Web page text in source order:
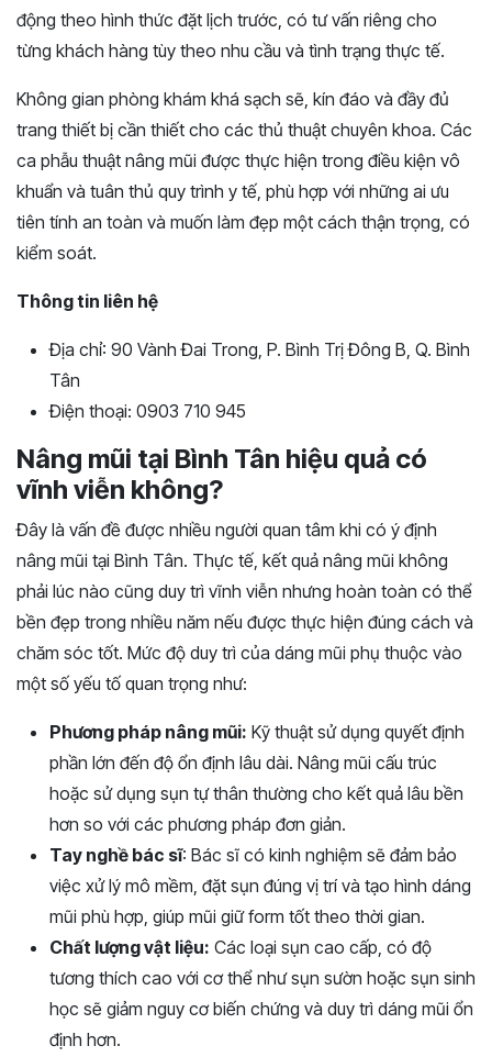
động theo hình thức đặt lịch trước, có tư vấn riêng cho
từng khách hàng tùy theo nhu cầu và tình trạng thực tế.
Không gian phòng khám khá sạch sẽ, kín đáo và đầy đủ
trang thiết bị cần thiết cho các thủ thuật chuyên khoa. Các
ca phẫu thuật nâng mũi được thực hiện trong điều kiện vô
khuẩn và tuân thủ quy trình y tế, phù hợp với những ai ưu
tiên tính an toàn và muốn làm đẹp một cách thận trọng, có
kiểm soát.
Thông tin liên hệ
Địa chỉ: 90 Vành Đai Trong, P. Bình Trị Đông B, Q. Bình
Tân
Điện thoại: 0903 710 945
Nâng mũi tại Bình Tân hiệu quả có
vĩnh viễn không?
Đây là vấn đề được nhiều người quan tâm khi có ý định
nâng mũi tại Bình Tân. Thực tế, kết quả nâng mũi không
phải lúc nào cũng duy trì vĩnh viễn nhưng hoàn toàn có thể
bền đẹp trong nhiều năm nếu được thực hiện đúng cách và
chăm sóc tốt. Mức độ duy trì của dáng mũi phụ thuộc vào
một số yếu tố quan trọng như:
Phương pháp nâng mũi: Kỹ thuật sử dụng quyết định
phần lớn đến độ ổn định lâu dài. Nâng mũi cấu trúc
hoặc sử dụng sụn tự thân thường cho kết quả lâu bền
hơn so với các phương pháp đơn giản.
Tay nghề bác sĩ: Bác sĩ có kinh nghiệm sẽ đảm bảo
việc xử lý mô mềm, đặt sụn đúng vị trí và tạo hình dáng
mũi phù hợp, giúp mũi giữ form tốt theo thời gian.
Chất lượng vật liệu: Các loại sụn cao cấp, có độ
tương thích cao với cơ thể như sụn sườn hoặc sụn sinh
học sẽ giảm nguy cơ biến chứng và duy trì dáng mũi ổn
định hơn.